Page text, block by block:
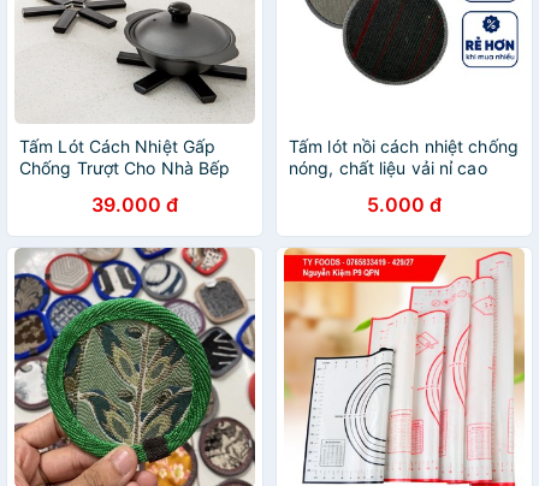
Tấm Lót Cách Nhiệt Gấp
Chống Trượt Cho Nhà Bếp
Tấm Lót Chảo Ba Chân Tấm
Lót Cách Nhiệt Nhà Bếp
39.000 đ
Tấm lót nồi cách nhiệt chống
nóng, chất liệu vải nỉ cao
nhiệt rất tốt của gia dụng Du
Thủy
5.000 đ